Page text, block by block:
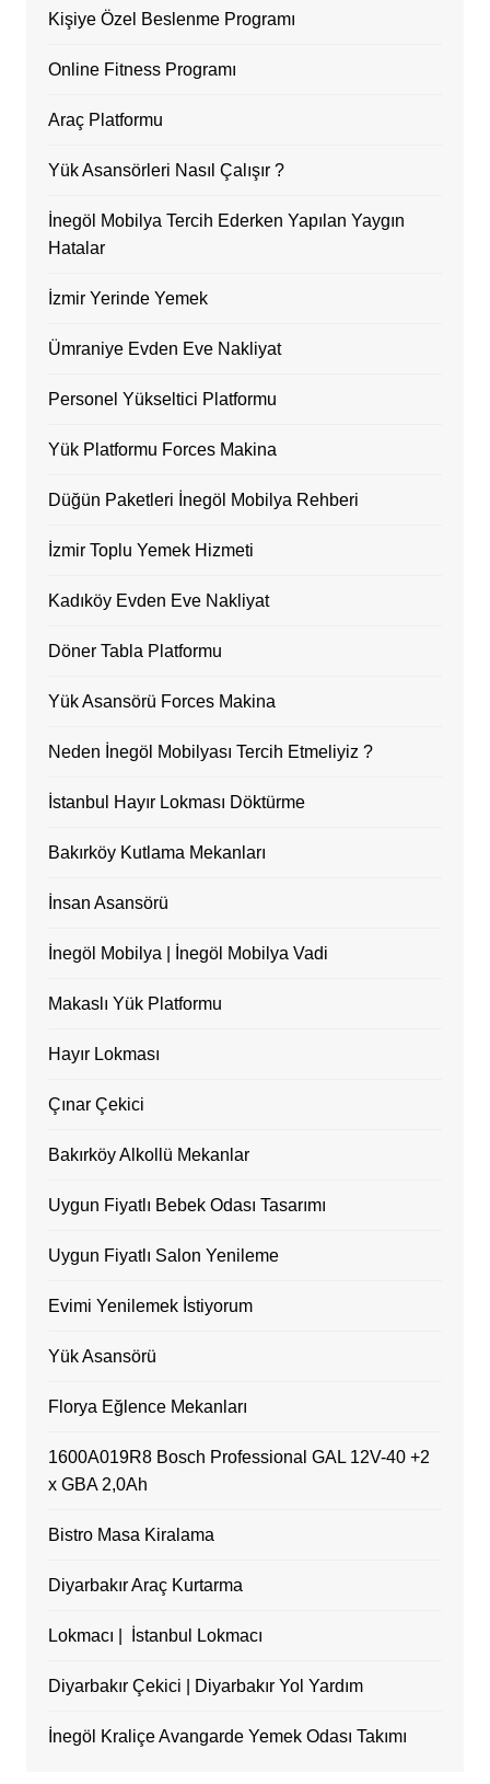
Kişiye Özel Beslenme Programı
Online Fitness Programı
Araç Platformu
Yük Asansörleri Nasıl Çalışır ?
İnegöl Mobilya Tercih Ederken Yapılan Yaygın
Hatalar
İzmir Yerinde Yemek
Ümraniye Evden Eve Nakliyat
Personel Yükseltici Platformu
Yük Platformu Forces Makina
Düğün Paketleri İnegöl Mobilya Rehberi
İzmir Toplu Yemek Hizmeti
Kadıköy Evden Eve Nakliyat
Döner Tabla Platformu
Yük Asansörü Forces Makina
Neden İnegöl Mobilyası Tercih Etmeliyiz ?
İstanbul Hayır Lokması Döktürme
Bakırköy Kutlama Mekanları
İnsan Asansörü
İnegöl Mobilya | İnegöl Mobilya Vadi
Makaslı Yük Platformu
Hayır Lokması
Çınar Çekici
Bakırköy Alkollü Mekanlar
Uygun Fiyatlı Bebek Odası Tasarımı
Uygun Fiyatlı Salon Yenileme
Evimi Yenilemek İstiyorum
Yük Asansörü
Florya Eğlence Mekanları
1600A019R8 Bosch Professional GAL 12V-40 +2
x GBA 2,0Ah
Bistro Masa Kiralama
Diyarbakır Araç Kurtarma
Lokmacı | İstanbul Lokmacı
Diyarbakır Çekici | Diyarbakır Yol Yardım
İnegöl Kraliçe Avangarde Yemek Odası Takımı